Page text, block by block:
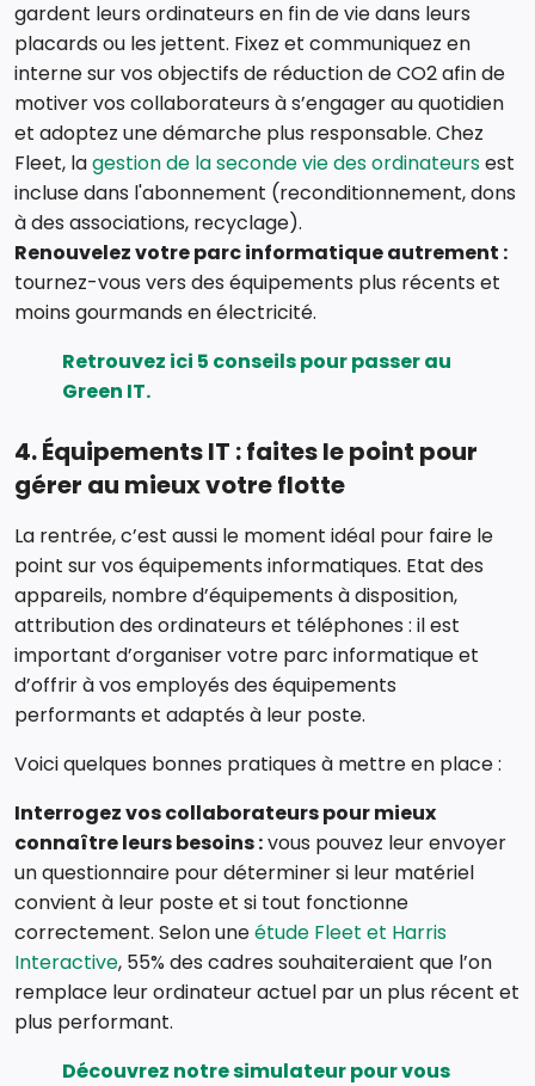
gardent leurs ordinateurs en fin de vie dans leurs
placards ou les jettent. Fixez et communiquez en
interne sur vos objectifs de réduction de CO2 afin de
motiver vos collaborateurs à s’engager au quotidien
et adoptez une démarche plus responsable. Chez
Fleet, lagestion de la seconde vie des ordinateursest
incluse dans l'abonnement (reconditionnement, dons
à des associations, recyclage).
Renouvelez votre parc informatique autrement :
tournez-vous vers des équipements plus récents et
moins gourmands en électricité.
Retrouvez ici 5 conseilspour passer au
Green IT.
4. Équipements IT : faites le point pour
gérer au mieux votre flotte
La rentrée, c’est aussi le moment idéal pour faire le
point sur vos équipements informatiques. Etat des
appareils, nombre d’équipements à disposition,
attribution des ordinateurs et téléphones : il est
important d’organiser votre parc informatique et
d’offrir à vos employés des équipements
performants et adaptés à leur poste.
Voici quelques bonnes pratiques à mettre en place :
Interrogez vos collaborateurs pour mieux
connaître leurs besoins :vous pouvez leur envoyer
un questionnaire pour déterminer si leur matériel
convient à leur poste et si tout fonctionne
correctement. Selon uneétude Fleet et Harris
Interactive, 55% des cadres souhaiteraient que l’on
remplace leur ordinateur actuel par un plus récent et
plus performant.
Découvrez notresimulateurpour vous